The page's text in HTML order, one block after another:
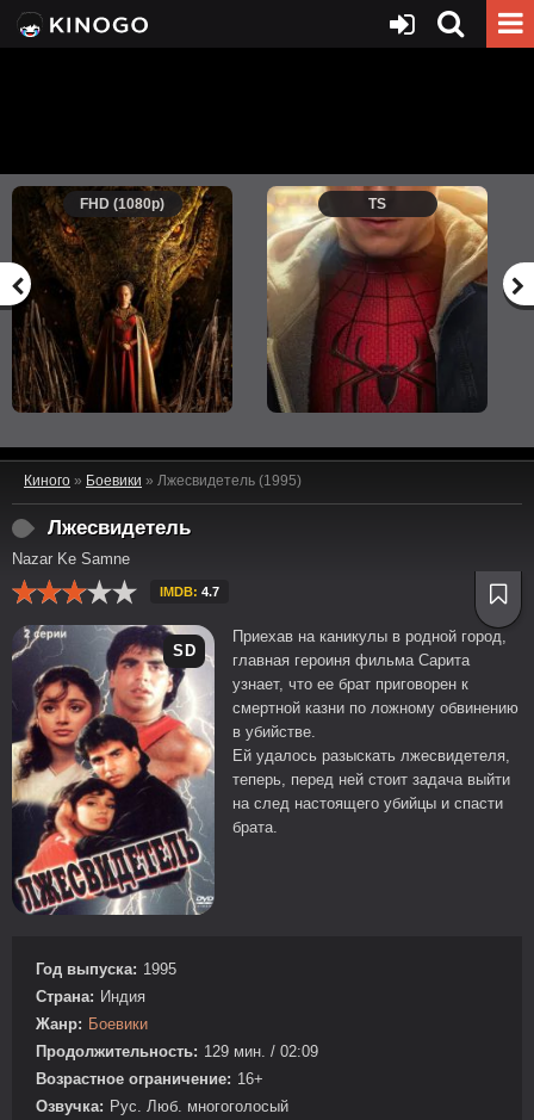
FHD (1080p) TS
Киного » Боевики » Лжесвидетель (1995)
Лжесвидетель
Nazar Ke Samne
IMDB: 4.7
SD
Приехав на каникулы в родной город,
главная героиня фильма Сарита
узнает, что ее брат приговорен к
смертной казни по ложному обвинению
в убийстве.
Ей удалось разыскать лжесвидетеля,
теперь, перед ней стоит задача выйти
на след настоящего убийцы и спасти
брата.
Год выпуска: 1995
Страна: Индия
Жанр: Боевики
Продолжительность: 129 мин. / 02:09
Возрастное ограничение: 16+
Озвучка: Рус. Люб. многоголосый